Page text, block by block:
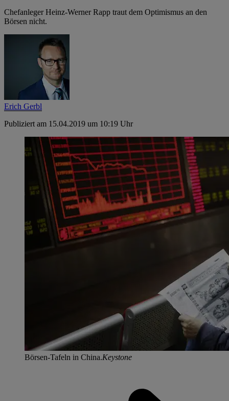
Chefanleger Heinz-Werner Rapp traut dem Optimismus an den
Börsen nicht.
Erich Gerbl
Publiziert am 15.04.2019 um 10:19 Uhr
Börsen-Tafeln in China.Keystone